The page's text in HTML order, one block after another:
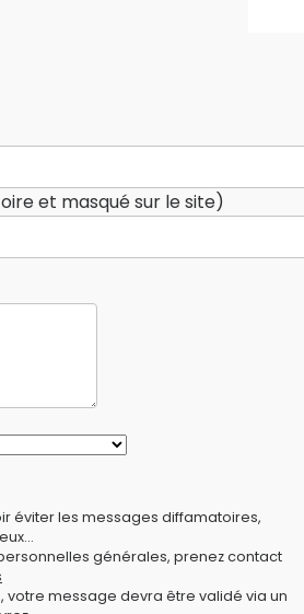
et masqué sur le site)
éviter les messages diffamatoires,
générales, prenez contact
votre message devra être validé via un